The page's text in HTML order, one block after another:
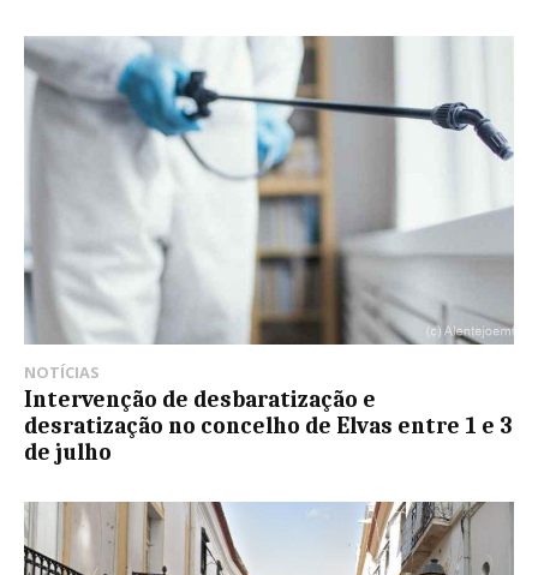
NOTÍCIAS
Intervenção de desbaratização e
desratização no concelho de Elvas entre 1 e 3
de julho